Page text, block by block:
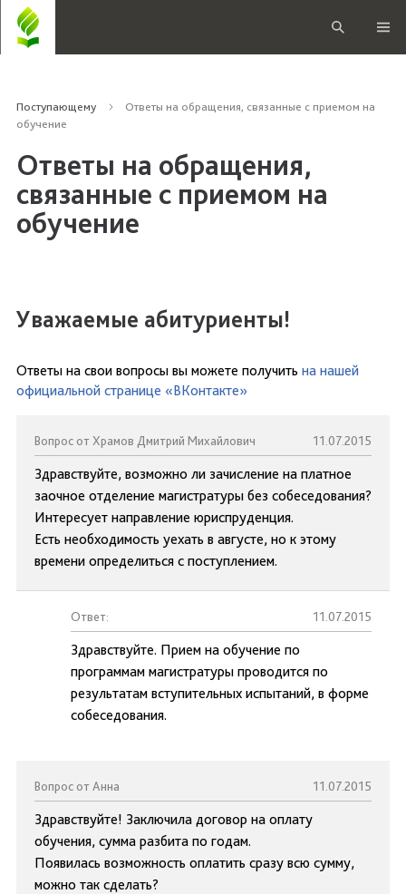
Поступающему
Ответы на обращения, связанные с приемом на
обучение
Ответы на обращения,
связанные с приемом на
обучение
Уважаемые абитуриенты!
Ответы на свои вопросы вы можете получить на нашей
официальной странице «ВКонтакте»
Вопрос от Храмов Дмитрий Михайлович 11.07.2015
Здравствуйте, возможно ли зачисление на платное
заочное отделение магистратуры без собеседования?
Интересует направление юриспруденция.
Есть необходимость уехать в августе, но к этому
времени определиться с поступлением.
Ответ: 11.07.2015
Здравствуйте. Прием на обучение по
программам магистратуры проводится по
результатам вступительных испытаний, в форме
собеседования.
Вопрос от Анна 11.07.2015
Здравствуйте! Заключила договор на оплату
обучения, сумма разбита по годам.
Появилась возможность оплатить сразу всю сумму,
можно так сделать?